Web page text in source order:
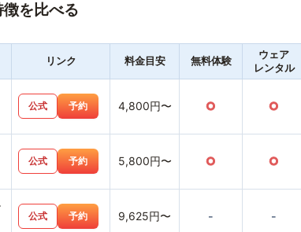
を比べる
リンク 料金目安 無料体験
ウェア
レンタル
公式 予約 4,800円〜 ○ ○
公式 予約 5,800円〜 ○ ○
公式 予約 9,625円〜 - -